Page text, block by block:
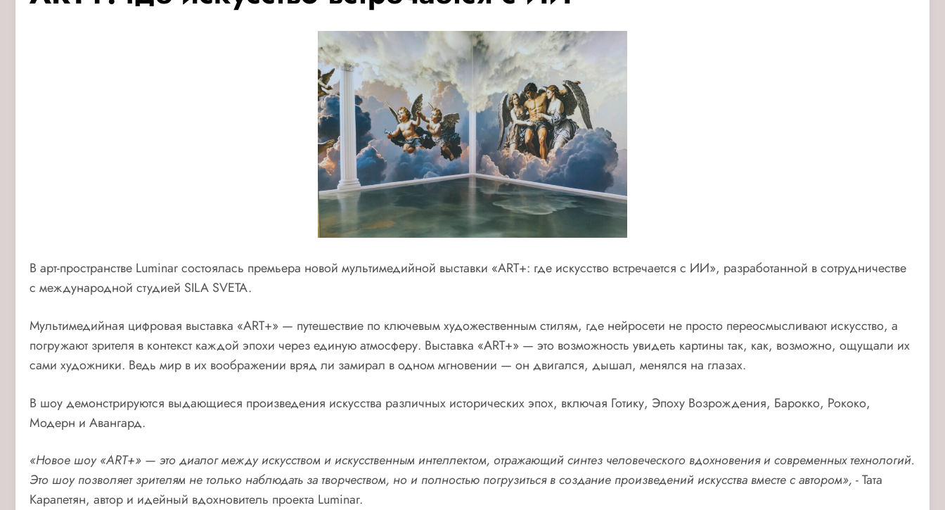
В арт-пространстве Luminar состоялась премьера новой мультимедийной выставки «ART+: где искусство встречается с ИИ», разработанной в сотрудничестве
с международной студией SILA SVETA.
Мультимедийная цифровая выставка «ART+» — путешествие по ключевым художественным стилям, где нейросети не просто переосмысливают искусство, а
погружают зрителя в контекст каждой эпохи через единую атмосферу. Выставка «ART+» — это возможность увидеть картины так, как, возможно, ощущали их
сами художники. Ведь мир в их воображении вряд ли замирал в одном мгновении — он двигался, дышал, менялся на глазах.
В шоу демонстрируются выдающиеся произведения искусства различных исторических эпох, включая Готику, Эпоху Возрождения, Барокко, Рококо,
Модерн и Авангард.
«Новое шоу«ART+» — этодиалог между искусством иискусственным интеллектом, отражающийсинтез человеческого вдохновения исовременных технологий.
Это шоу позволяет зрителям не только наблюдать за творчеством, но и полностью погрузиться в создание произведений искусства вместе с автором», - Тата
Карапетян, автор и идейный вдохновитель проекта Luminar.